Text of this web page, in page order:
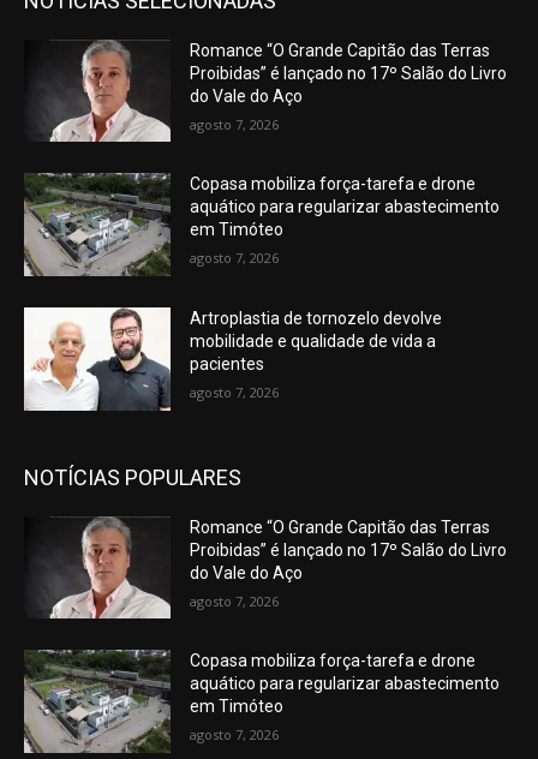
Romance “O Grande Capitão das Terras
Proibidas” é lançado no 17º Salão do Livro
do Vale do Aço
agosto 7, 2026
Copasa mobiliza força-tarefa e drone
aquático para regularizar abastecimento
em Timóteo
agosto 7, 2026
Artroplastia de tornozelo devolve
mobilidade e qualidade de vida a
pacientes
agosto 7, 2026
NOTÍCIAS POPULARES
Romance “O Grande Capitão das Terras
Proibidas” é lançado no 17º Salão do Livro
do Vale do Aço
agosto 7, 2026
Copasa mobiliza força-tarefa e drone
aquático para regularizar abastecimento
em Timóteo
agosto 7, 2026